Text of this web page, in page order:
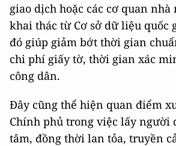
giao dịch hoặc các cơ quan
khai thác từ Cơ sở dữ liệu quốc
đó giúp giảm bớt thời gian
chi phí giấy tờ, thời gian xác
công dân.
Đây cũng thể hiện quan điểm
Chính phủ trong việc lấy người
tâm, đồng thời lan tỏa, truyền